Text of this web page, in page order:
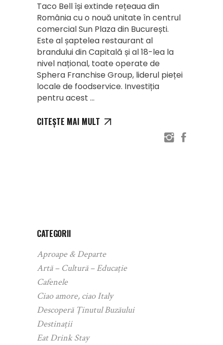
Taco Bell își extinde rețeaua din
România cu o nouă unitate în centrul
comercial Sun Plaza din București.
Este al șaptelea restaurant al
brandului din Capitală și al 18-lea la
nivel național, toate operate de
Sphera Franchise Group, liderul pieței
locale de foodservice. Investiția
pentru acest
CITEȘTE MAI MULT
CATEGORII
Aproape & Departe
Artă – Cultură – Educație
Cafenele
Ciao amore, ciao Italy
Descoperă Ținutul Buzăului
Destinații
Eat Drink Stay